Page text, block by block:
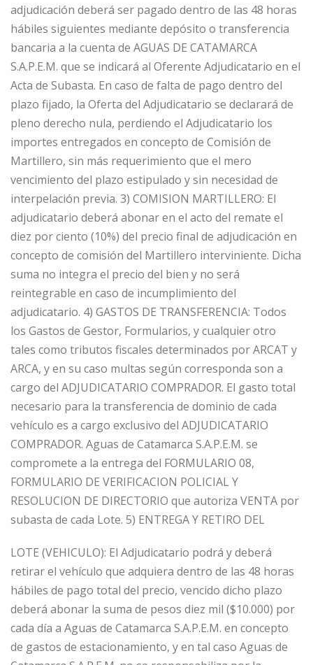
adjudicación deberá ser pagado dentro de las 48 horas
hábiles siguientes mediante depósito o transferencia
bancaria a la cuenta de AGUAS DE CATAMARCA
S.A.P.E.M. que se indicará al Oferente Adjudicatario en el
Acta de Subasta. En caso de falta de pago dentro del
plazo fijado, la Oferta del Adjudicatario se declarará de
pleno derecho nula, perdiendo el Adjudicatario los
importes entregados en concepto de Comisión de
Martillero, sin más requerimiento que el mero
vencimiento del plazo estipulado y sin necesidad de
interpelación previa. 3) COMISION MARTILLERO: El
adjudicatario deberá abonar en el acto del remate el
diez por ciento (10%) del precio final de adjudicación en
concepto de comisión del Martillero interviniente. Dicha
suma no integra el precio del bien y no será
reintegrable en caso de incumplimiento del
adjudicatario. 4) GASTOS DE TRANSFERENCIA: Todos
los Gastos de Gestor, Formularios, y cualquier otro
tales como tributos fiscales determinados por ARCAT y
ARCA, y en su caso multas según corresponda son a
cargo del ADJUDICATARIO COMPRADOR. El gasto total
necesario para la transferencia de dominio de cada
vehículo es a cargo exclusivo del ADJUDICATARIO
COMPRADOR. Aguas de Catamarca S.A.P.E.M. se
compromete a la entrega del FORMULARIO 08,
FORMULARIO DE VERIFICACION POLICIAL Y
RESOLUCION DE DIRECTORIO que autoriza VENTA por
subasta de cada Lote. 5) ENTREGA Y RETIRO DEL
LOTE (VEHICULO): El Adjudicatario podrá y deberá
retirar el vehículo que adquiera dentro de las 48 horas
hábiles de pago total del precio, vencido dicho plazo
deberá abonar la suma de pesos diez mil ($10.000) por
cada día a Aguas de Catamarca S.A.P.E.M. en concepto
de gastos de estacionamiento, y en tal caso Aguas de